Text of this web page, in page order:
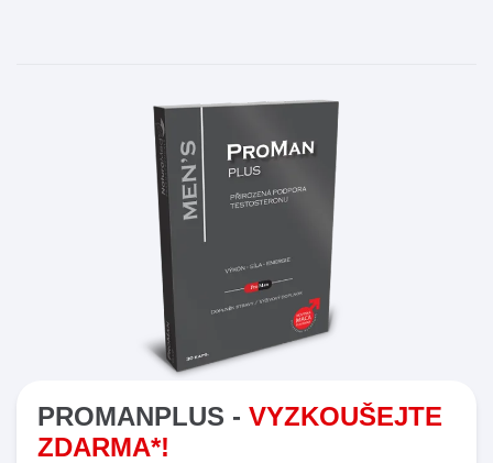
PROMANPLUS - VYZKOUŠEJTE
ZDARMA*!